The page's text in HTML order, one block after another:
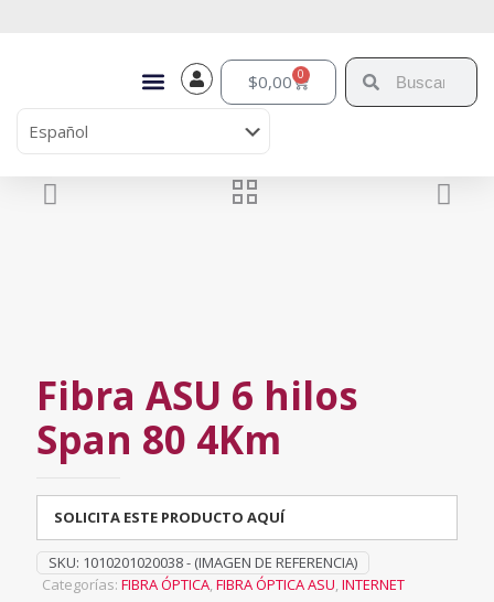
$0,00 0
Fibra ASU 6 hilos
Span 80 4Km
SOLICITA ESTE PRODUCTO AQUÍ
SKU: 1010201020038 - (IMAGEN DE REFERENCIA)
Categorías: FIBRA ÓPTICA, FIBRA ÓPTICA ASU, INTERNET